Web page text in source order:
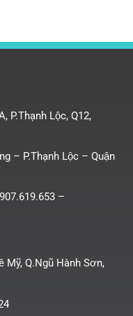
P.Thạnh Lộc, Q12,
– P.Thạnh Lộc – Quận
–
Mỹ, Q.Ngũ Hành Sơn,